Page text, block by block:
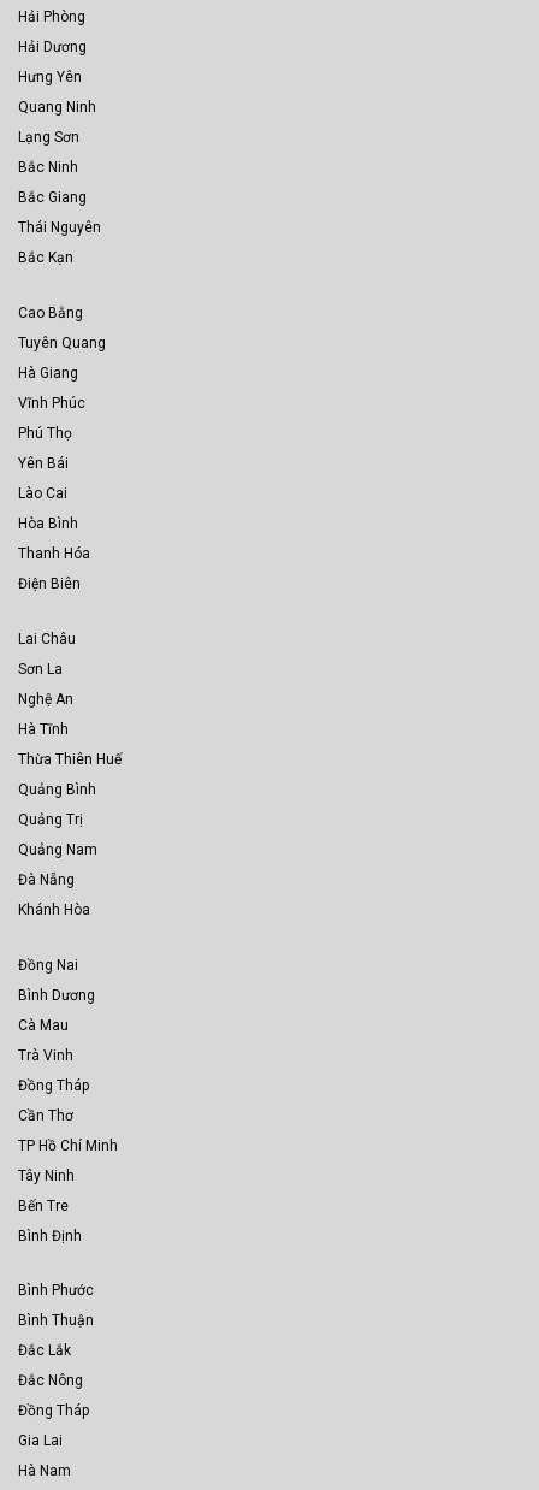
Hải Phòng
Hải Dương
Hưng Yên
Quang Ninh
Lạng Sơn
Bắc Ninh
Bắc Giang
Thái Nguyên
Bắc Kạn
Cao Bằng
Tuyên Quang
Hà Giang
Vĩnh Phúc
Phú Thọ
Yên Bái
Lào Cai
Hòa Bình
Thanh Hóa
Điện Biên
Lai Châu
Sơn La
Nghệ An
Hà Tĩnh
Thừa Thiên Huế
Quảng Bình
Quảng Trị
Quảng Nam
Đà Nẵng
Khánh Hòa
Đồng Nai
Bình Dương
Cà Mau
Trà Vinh
Đồng Tháp
Cần Thơ
TP Hồ Chí Minh
Tây Ninh
Bến Tre
Bình Định
Bình Phước
Bình Thuận
Đắc Lắk
Đắc Nông
Đồng Tháp
Gia Lai
Hà Nam